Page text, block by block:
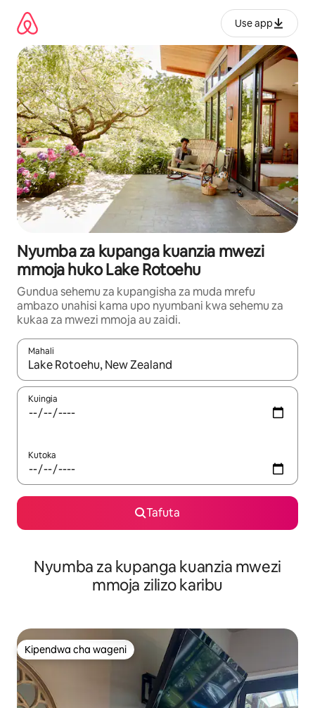
kwenda
kwenye
maudhui
Use app
Nyumba za kupanga kuanzia mwezi
mmoja huko Lake Rotoehu
Gundua sehemu za kupangisha za muda mrefu
ambazo unahisi kama upo nyumbani kwa sehemu za
kukaa za mwezi mmoja au zaidi.
Mahali
Wakati matokeo yanapatikana, vinjari kwa kutumia vitufe vya
Kuingia
Kutoka
Tafuta
Nyumba za kupanga kuanzia mwezi
mmoja zilizo karibu
Kipendwa cha wageni
Kipendwa cha wageni